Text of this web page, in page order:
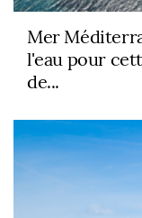
Mer
l'eau pour
de...